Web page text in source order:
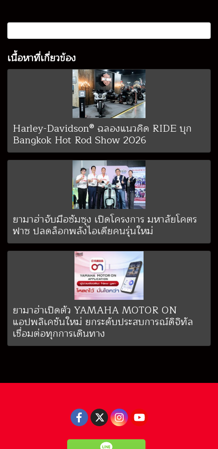
เนื้อหาที่เกี่ยวข้อง
Harley-Davidson® ฉลองแนวคิด RIDE บุก
Bangkok Hot Rod Show 2026
ยามาฮ่าจับมือซัมซุง เปิดโครงการ มหาลัยโคตร
ฟาซ ปลดล็อกพลังไอเดียคนรุ่นใหม่
ยามาฮ่าเปิดตัว YAMAHA MOTOR ON
แอปพลิเคชันใหม่ ยกระดับประสบการณ์ดิจิทัล
เชื่อมต่อทุกการเดินทาง